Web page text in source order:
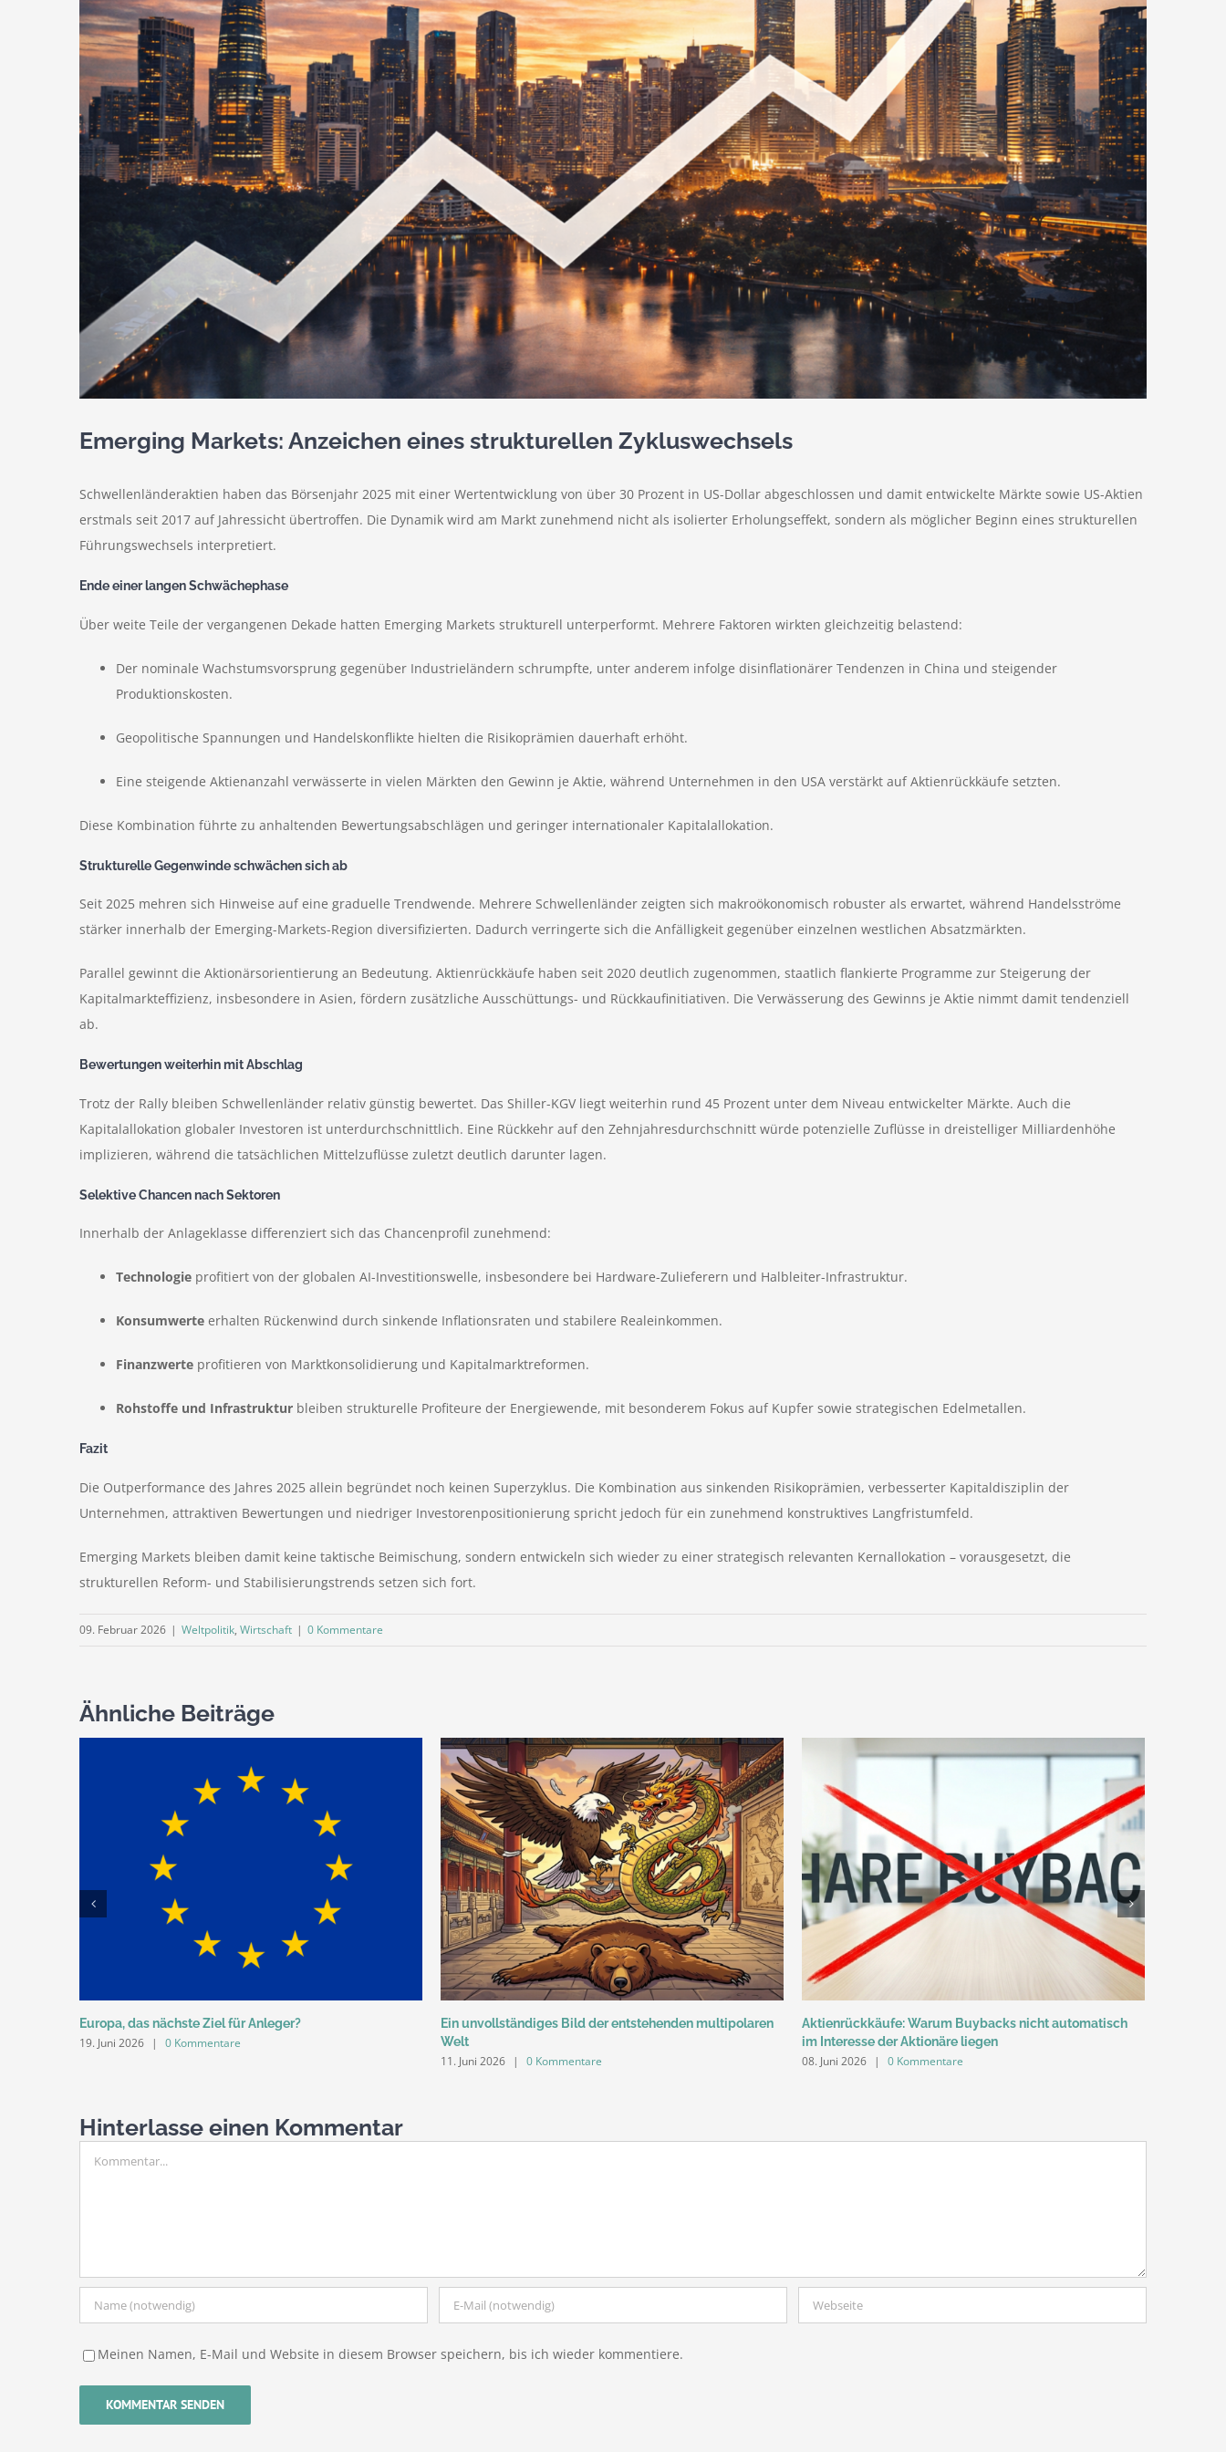
Emerging Markets: Anzeichen eines strukturellen Zykluswechsels
Schwellenländeraktien haben das Börsenjahr 2025 mit einer Wertentwicklung von über 30 Prozent in US-Dollar abgeschlossen und damit entwickelte Märkte sowie US-Aktien
erstmals seit 2017 auf Jahressicht übertroffen. Die Dynamik wird am Markt zunehmend nicht als isolierter Erholungseffekt, sondern als möglicher Beginn eines strukturellen
Führungswechsels interpretiert.
Ende einer langen Schwächephase
Über weite Teile der vergangenen Dekade hatten Emerging Markets strukturell unterperformt. Mehrere Faktoren wirkten gleichzeitig belastend:
Der nominale Wachstumsvorsprung gegenüber Industrieländern schrumpfte, unter anderem infolge disinflationärer Tendenzen in China und steigender
Produktionskosten.
Geopolitische Spannungen und Handelskonflikte hielten die Risikoprämien dauerhaft erhöht.
Eine steigende Aktienanzahl verwässerte in vielen Märkten den Gewinn je Aktie, während Unternehmen in den USA verstärkt auf Aktienrückkäufe setzten.
Diese Kombination führte zu anhaltenden Bewertungsabschlägen und geringer internationaler Kapitalallokation.
Strukturelle Gegenwinde schwächen sich ab
Seit 2025 mehren sich Hinweise auf eine graduelle Trendwende. Mehrere Schwellenländer zeigten sich makroökonomisch robuster als erwartet, während Handelsströme
stärker innerhalb der Emerging-Markets-Region diversifizierten. Dadurch verringerte sich die Anfälligkeit gegenüber einzelnen westlichen Absatzmärkten.
Parallel gewinnt die Aktionärsorientierung an Bedeutung. Aktienrückkäufe haben seit 2020 deutlich zugenommen, staatlich flankierte Programme zur Steigerung der
Kapitalmarkteffizienz, insbesondere in Asien, fördern zusätzliche Ausschüttungs- und Rückkaufinitiativen. Die Verwässerung des Gewinns je Aktie nimmt damit tendenziell
ab.
Bewertungen weiterhin mit Abschlag
Trotz der Rally bleiben Schwellenländer relativ günstig bewertet. Das Shiller-KGV liegt weiterhin rund 45 Prozent unter dem Niveau entwickelter Märkte. Auch die
Kapitalallokation globaler Investoren ist unterdurchschnittlich. Eine Rückkehr auf den Zehnjahresdurchschnitt würde potenzielle Zuflüsse in dreistelliger Milliardenhöhe
implizieren, während die tatsächlichen Mittelzuflüsse zuletzt deutlich darunter lagen.
Selektive Chancen nach Sektoren
Innerhalb der Anlageklasse differenziert sich das Chancenprofil zunehmend:
Technologie profitiert von der globalen AI-Investitionswelle, insbesondere bei Hardware-Zulieferern und Halbleiter-Infrastruktur.
Konsumwerte erhalten Rückenwind durch sinkende Inflationsraten und stabilere Realeinkommen.
Finanzwerte profitieren von Marktkonsolidierung und Kapitalmarktreformen.
Rohstoffe und Infrastruktur bleiben strukturelle Profiteure der Energiewende, mit besonderem Fokus auf Kupfer sowie strategischen Edelmetallen.
Fazit
Die Outperformance des Jahres 2025 allein begründet noch keinen Superzyklus. Die Kombination aus sinkenden Risikoprämien, verbesserter Kapitaldisziplin der
Unternehmen, attraktiven Bewertungen und niedriger Investorenpositionierung spricht jedoch für ein zunehmend konstruktives Langfristumfeld.
Emerging Markets bleiben damit keine taktische Beimischung, sondern entwickeln sich wieder zu einer strategisch relevanten Kernallokation – vorausgesetzt, die
strukturellen Reform- und Stabilisierungstrends setzen sich fort.
09. Februar 2026 | Weltpolitik, Wirtschaft | 0 Kommentare
Ähnliche Beiträge
Europa, das nächste Ziel für Anleger?
19. Juni 2026 | 0 Kommentare
Ein unvollständiges Bild der entstehenden multipolaren
Welt
11. Juni 2026 | 0 Kommentare
Aktienrückkäufe: Warum Buybacks nicht automatisch
im Interesse der Aktionäre liegen
08. Juni 2026 | 0 Kommentare
Hinterlasse einen Kommentar
Meinen Namen, E-Mail und Website in diesem Browser speichern, bis ich wieder kommentiere.